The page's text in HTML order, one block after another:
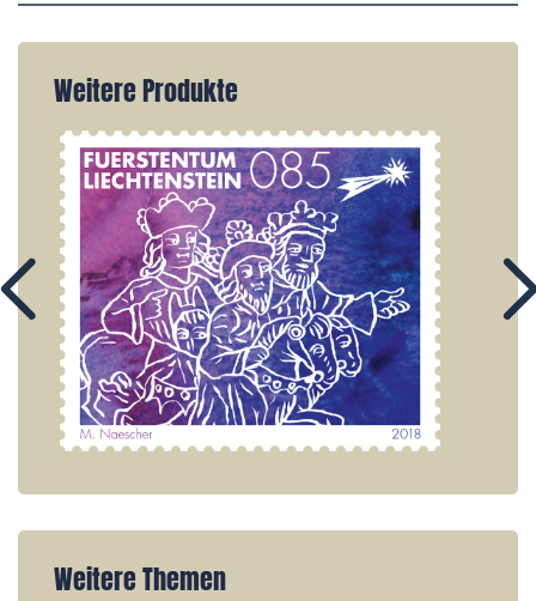
Weitere Produkte
Weitere Themen